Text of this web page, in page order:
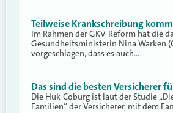
Teilweise Krankschreibung
Im Rahmen der GKV-Reform hat die
Gesundheitsministerin Nina Warken
vorgeschlagen, dass es auch…
Das sind die besten Versicherer
Die Huk-Coburg ist laut der Studie
Familien“ der Versicherer, mit dem